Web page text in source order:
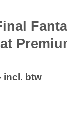
incl. btw